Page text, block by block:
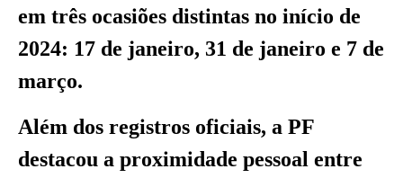
em três ocasiões distintas no início de
2024: 17 de janeiro, 31 de janeiro e 7 de
março.
Além dos registros oficiais, a PF
destacou a proximidade pessoal entre